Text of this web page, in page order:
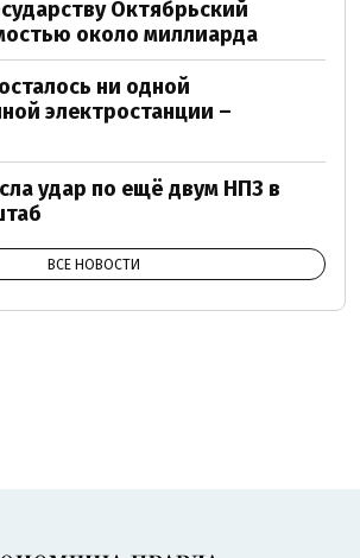
Октябрьский
около миллиарда
ни одной
электростанции –
удар по ещё двум НПЗ в
ВСЕ НОВОСТИ